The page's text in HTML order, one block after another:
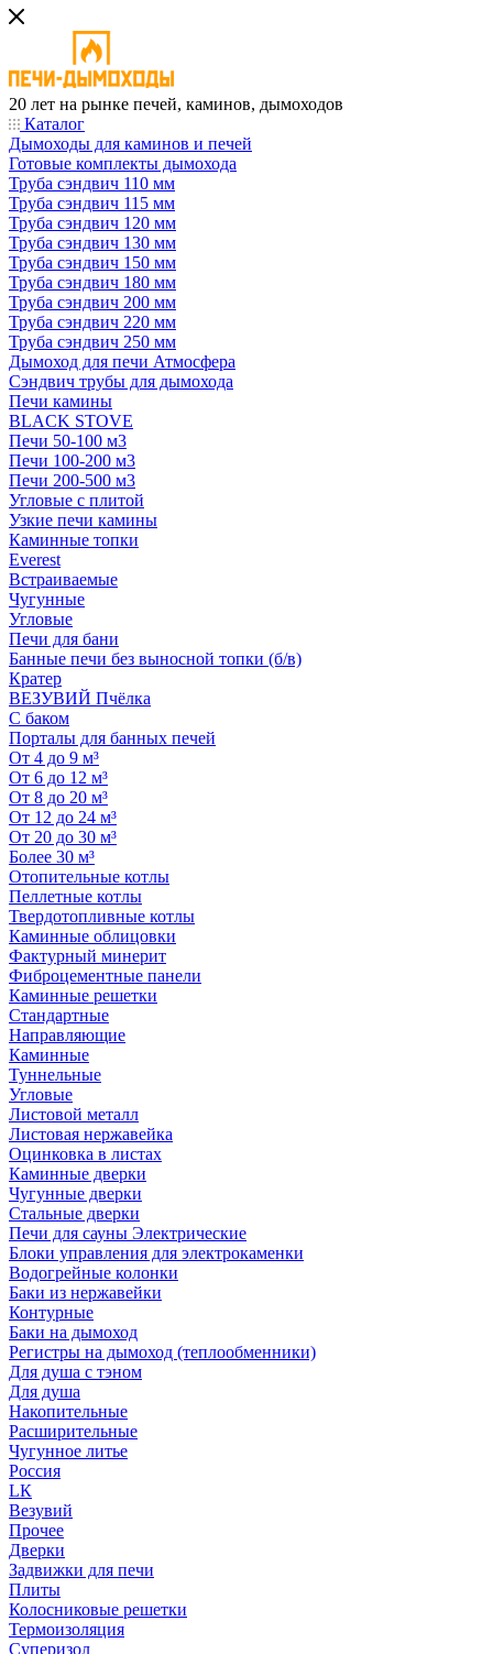
20 лет на рынке печей, каминов, дымоходов
Каталог
Дымоходы для каминов и печей
Готовые комплекты дымохода
Труба сэндвич 110 мм
Труба сэндвич 115 мм
Труба сэндвич 120 мм
Труба сэндвич 130 мм
Труба сэндвич 150 мм
Труба сэндвич 180 мм
Труба сэндвич 200 мм
Труба сэндвич 220 мм
Труба сэндвич 250 мм
Дымоход для печи Атмосфера
Сэндвич трубы для дымохода
Печи камины
BLACK STOVE
Печи 50-100 м3
Печи 100-200 м3
Печи 200-500 м3
Угловые с плитой
Узкие печи камины
Каминные топки
Everest
Встраиваемые
Чугунные
Угловые
Печи для бани
Банные печи без выносной топки (б/в)
Кратер
ВЕЗУВИЙ Пчёлка
С баком
Порталы для банных печей
От 4 до 9 м³
От 6 до 12 м³
От 8 до 20 м³
От 12 до 24 м³
От 20 до 30 м³
Более 30 м³
Отопительные котлы
Пеллетные котлы
Твердотопливные котлы
Каминные облицовки
Фактурный минерит
Фиброцементные панели
Каминные решетки
Стандартные
Направляющие
Каминные
Туннельные
Угловые
Листовой металл
Листовая нержавейка
Оцинковка в листах
Каминные дверки
Чугунные дверки
Стальные дверки
Печи для сауны Электрические
Блоки управления для электрокаменки
Водогрейные колонки
Баки из нержавейки
Контурные
Баки на дымоход
Регистры на дымоход (теплообменники)
Для душа с тэном
Для душа
Накопительные
Расширительные
Чугунное литье
Россия
LК
Везувий
Прочее
Дверки
Задвижки для печи
Плиты
Колосниковые решетки
Термоизоляция
Суперизол